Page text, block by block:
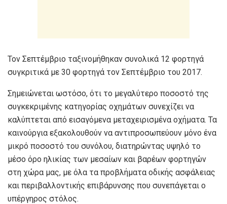
Τον Σεπτέμβριο ταξινομήθηκαν συνολικά 12 φορτηγά
συγκριτικά με 30 φορτηγά τον Σεπτέμβριο του 2017.
Σημειώνεται ωστόσο, ότι το μεγαλύτερο ποσοστό της
συγκεκριμένης κατηγορίας οχημάτων συνεχίζει να
καλύπτεται από εισαγόμενα μεταχειρισμένα οχήματα. Τα
καινούργια εξακολουθούν να αντιπροσωπεύουν μόνο ένα
μικρό ποσοστό του συνόλου, διατηρώντας υψηλό το
μέσο όρο ηλικίας των μεσαίων και βαρέων φορτηγών
στη χώρα μας, με όλα τα προβλήματα οδικής ασφάλειας
και περιβαλλοντικής επιβάρυνσης που συνεπάγεται ο
υπέργηρος στόλος.